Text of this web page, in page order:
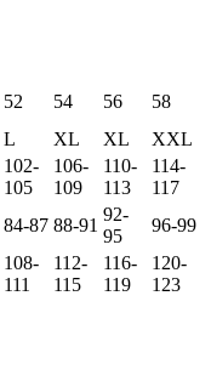
52 54 56
58
L XL XL
XXL
102-
105
106-
109
110-
113
114-
117
84-87 88-91
92-
95
96-99
108-
111
112-
115
116-
119
120-
123